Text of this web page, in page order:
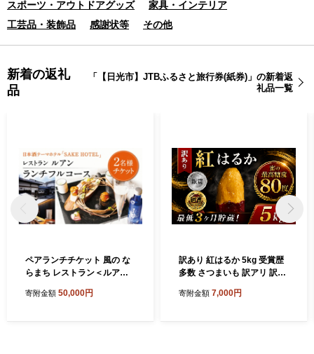
スポーツ・アウトドアグッズ
家具・インテリア
工芸品・装飾品
感謝状等 その他
新着の返礼
品
「【日光市】JTBふるさと旅行券(紙券)」の新着返
礼品一覧
ペアランチチケット 風の な
らまち レストラン＜ルアン
ケット 食事券 奈良県 奈良市
寄附金額 50,000円
訳あり 紅はるか 5kg 受賞歴
多数 さつまいも 訳アリ 訳有
べにはるか ベニハルカ スイ
寄附金額 7,000円